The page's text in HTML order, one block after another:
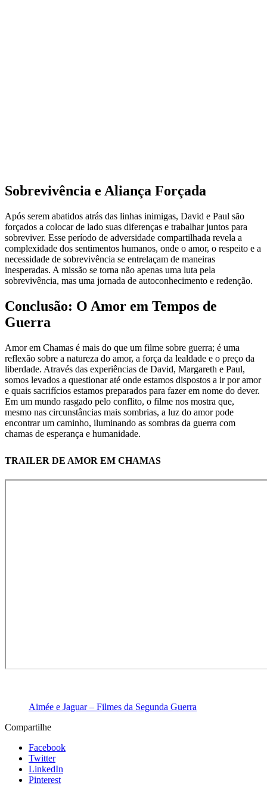
Sobrevivência e Aliança Forçada
Após serem abatidos atrás das linhas inimigas, David e Paul são
forçados a colocar de lado suas diferenças e trabalhar juntos para
sobreviver. Esse período de adversidade compartilhada revela a
complexidade dos sentimentos humanos, onde o amor, o respeito e a
necessidade de sobrevivência se entrelaçam de maneiras
inesperadas. A missão se torna não apenas uma luta pela
sobrevivência, mas uma jornada de autoconhecimento e redenção.
Conclusão: O Amor em Tempos de
Guerra
Amor em Chamas é mais do que um filme sobre guerra; é uma
reflexão sobre a natureza do amor, a força da lealdade e o preço da
liberdade. Através das experiências de David, Margareth e Paul,
somos levados a questionar até onde estamos dispostos a ir por amor
e quais sacrifícios estamos preparados para fazer em nome do dever.
Em um mundo rasgado pelo conflito, o filme nos mostra que,
mesmo nas circunstâncias mais sombrias, a luz do amor pode
encontrar um caminho, iluminando as sombras da guerra com
chamas de esperança e humanidade.
TRAILER DE AMOR EM CHAMAS
Aimée e Jaguar – Filmes da Segunda Guerra
Compartilhe
Facebook
Twitter
LinkedIn
Pinterest